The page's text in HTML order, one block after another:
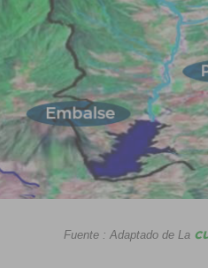
Fuente : Adaptado de La